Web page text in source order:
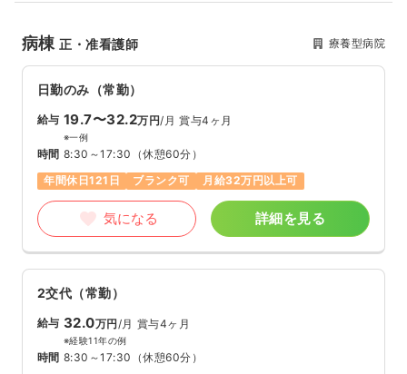
病棟正・准看護師 療養型病院
日勤のみ（常勤）
給与 19.7〜32.2万円/月 賞与4ヶ月
※一例
時間 8:30～17:30 （休憩60分）
年間休日121日
ブランク可 月給32万円以上可
気になる 詳細を見る
2交代（常勤）
給与 32.0万円 /月 賞与4ヶ月
※経験11年の例
時間 8:30～17:30 （休憩60分）